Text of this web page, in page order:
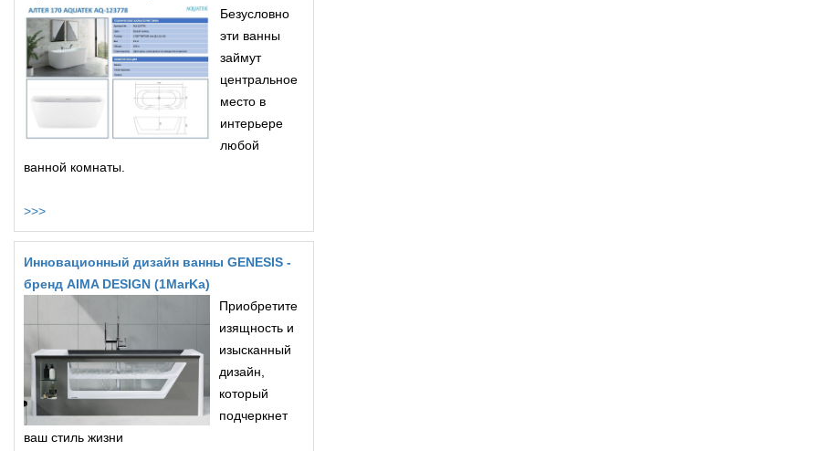
Безусловно
эти ванны
займут
центральное
место в
интерьере
любой
ванной комнаты.
>>>
Инновационный дизайн ванны GENESIS -
бренд AIMA DESIGN (1MarKa)
Приобретите
изящность и
изысканный
дизайн,
который
подчеркнет
ваш стиль жизни